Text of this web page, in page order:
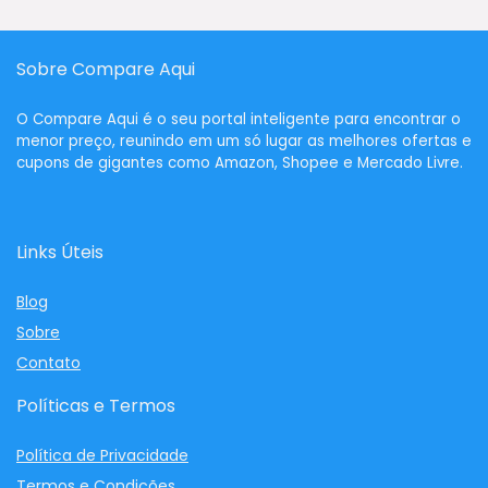
Sobre Compare Aqui
O Compare Aqui é o seu portal inteligente para encontrar o
menor preço, reunindo em um só lugar as melhores ofertas e
cupons de gigantes como Amazon, Shopee e Mercado Livre.
Links Úteis
Blog
Sobre
Contato
Políticas e Termos
Política de Privacidade